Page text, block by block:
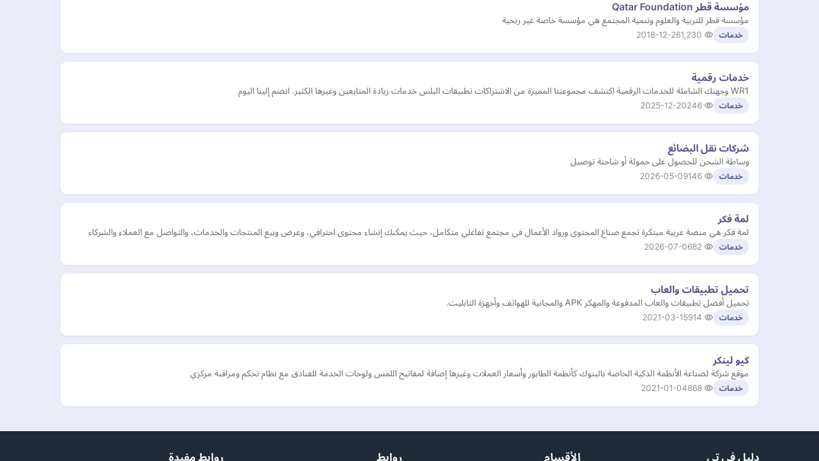
مؤسسة قطر Qatar Foundation
مؤسسة قطر للتربية والعلوم وتنمية المجتمع هي مؤسسة خاصة غير ربحية
خدمات 2018-12-26
خدمات رقمية
WR1 وجهتك الشاملة للخدمات الرقمية اكتشف مجموعتنا المميزة من الاشتراكات تطبيقات البلس خدمات زيادة المتابعين وغيرها الكثير. انضم إلينا اليوم
خدمات 2025-12-20
شركات نقل البضائع
وساطة الشحن للحصول على حمولة أو شاحنة توصيل
خدمات 2026-05-09
لمة فكر
لمة فكر هي منصة عربية مبتكرة تجمع صناع المحتوى ورواد الأعمال في مجتمع تفاعلي متكامل، حيث يمكنك إنشاء محتوى احترافي، وعرض وبيع المنتجات والخدمات، والتواصل مع العملاء والشركاء
خدمات 2026-07-06
تحميل تطبيقات والعاب
تحميل أفضل تطبيقات والعاب المدفوعة والمهكر APK والمجانية للهواتف وأجهزة التابليت.
خدمات 2021-03-15
كيو لينكر
موقع شركة لصناعة الأنظمة الذكية الخاصة بالبنوك كأنظمة الطابور وأسعار العملات وغيرها إضافة لمفاتيح اللمس ولوحات الخدمة للفنادق مع نظام تحكم ومراقبة مركزي
خدمات 2021-01-04
دليل في تي الأقسام روابط روابط مفيدة